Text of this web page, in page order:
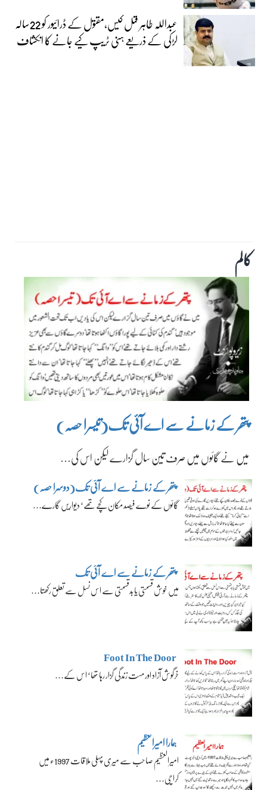
عبداللہ طاہر قتل کیس،مقتول کے ڈرائیور کو 22سالہ
لڑکی کے ذریعے ہنی ٹریپ کیے جانے کا انکشاف
کالم
پتھر کے زمانے سے اے آئی تک(تیسرا حصہ)
میں نے گائوں میں صرف تین سال گزارے لیکن اس کی…
پتھر کے زمانے سے اے آئی تک(دوسرا حصہ)
گائوں کے نوے فیصد مکان کچے تھے‘ دیواریں گارے…
پتھر کے زمانے سے اے آئی تک
میں خوش قسمتی یا بدقسمتی سے اس نسل سے تعلق رکھتا…
Foot In The Door
خرگوش آزاد اور مست زندگی گزار رہا تھا‘ اس کے…
ہمارا امیرالعظیم
امیرالعظیم صاحب سے میری پہلی ملاقات 1997ء میں
کراچی…